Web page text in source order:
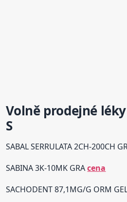
Volně prodejné
S
SABAL SERRULATA 2CH-200CH
SABINA 3K-10MK GRAcena
SACHODENT 87,1MG/G ORM